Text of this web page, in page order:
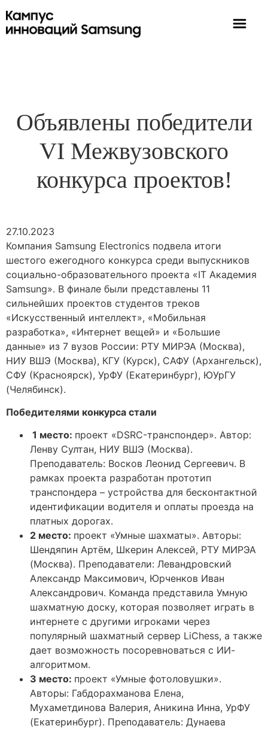
Объявлены победители
VI Межвузовского
конкурса проектов!
27.10.2023
Компания Samsung Electronics подвела итоги
шестого ежегодного конкурса среди выпускников
социально-образовательного проекта «IT Академия
Samsung». В финале были представлены 11
сильнейших проектов студентов треков
«Искусственный интеллект», «Мобильная
разработка», «Интернет вещей» и «Большие
данные» из 7 вузов России: РТУ МИРЭА (Москва),
НИУ ВШЭ (Москва), КГУ (Курск), САФУ (Архангельск),
СФУ (Красноярск), УрФУ (Екатеринбург), ЮУрГУ
(Челябинск).
Победителями конкурса стали
1 место: проект «DSRC-транспондер». Автор:
Ленву Султан, НИУ ВШЭ (Москва).
Преподаватель: Восков Леонид Сергеевич. В
рамках проекта разработан прототип
транспондера – устройства для бесконтактной
идентификации водителя и оплаты проезда на
платных дорогах.
2 место: проект «Умные шахматы». Авторы:
Шендяпин Артём, Шкерин Алексей, РТУ МИРЭА
(Москва). Преподаватели: Левандровский
Александр Максимович, Юрченков Иван
Александрович. Команда представила Умную
шахматную доску, которая позволяет играть в
интернете с другими игроками через
популярный шахматный сервер LiChess, а также
дает возможность посоревноваться с ИИ-
алгоритмом.
3 место: проект «Умные фотоловушки».
Авторы: Габдорахманова Елена,
Мухаметдинова Валерия, Аникина Инна, УрФУ
(Екатеринбург). Преподаватель: Дунаева